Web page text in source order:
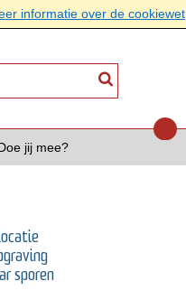
informatie over de cookiewet
jij mee?
sporen